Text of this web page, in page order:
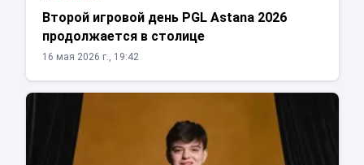
Второй игровой день PGL Astana 2026
продолжается в столице
16 мая 2026 г., 19:42